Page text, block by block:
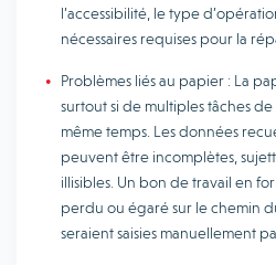
l’accessibilité, le type
nécessaires requises pour la
Problèmes liés au papier : La
surtout si de multiples tâches
même temps. Les données
peuvent être incomplètes,
illisibles. Un bon de travail en
perdu ou égaré sur le chemin
seraient saisies manuellement